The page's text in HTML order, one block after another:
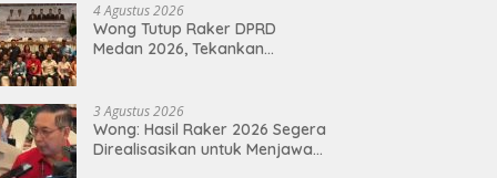
4 Agustus 2026
Wong Tutup Raker DPRD
Medan 2026, Tekankan
Masyarakat
3 Agustus 2026
Wong: Hasil Raker 2026 Segera
Direalisasikan untuk Menjawab